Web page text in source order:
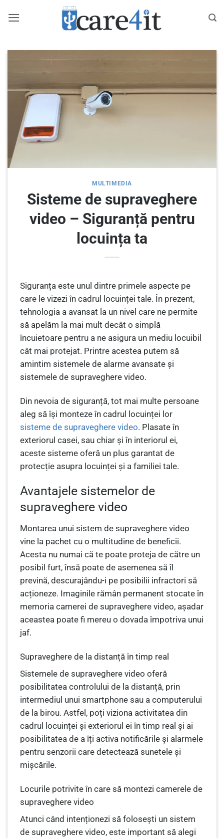
MULTIMEDIA
Sisteme de supraveghere
video – Siguranță pentru
locuința ta
Siguranța este unul dintre primele aspecte pe
care le vizezi în cadrul locuinței tale. În prezent,
tehnologia a avansat la un nivel care ne permite
să apelăm la mai mult decât o simplă
încuietoare pentru a ne asigura un mediu locuibil
cât mai protejat. Printre acestea putem să
amintim sistemele de alarme avansate și
sistemele de supraveghere video.
Din nevoia de siguranță, tot mai multe persoane
aleg să își monteze în cadrul locuinței lor
sisteme de supraveghere video. Plasate în
exteriorul casei, sau chiar și în interiorul ei,
aceste sisteme oferă un plus garantat de
protecție asupra locuinței și a familiei tale.
Avantajele sistemelor de
supraveghere video
Montarea unui sistem de supraveghere video
vine la pachet cu o multitudine de beneficii.
Acesta nu numai că te poate proteja de către un
posibil furt, însă poate de asemenea să îl
prevină, descurajându-i pe posibilii infractori să
acționeze. Imaginile rămân permanent stocate în
memoria camerei de supraveghere video, așadar
aceastea poate fi mereu o dovada împotriva unui
jaf.
Supraveghere de la distanță în timp real
Sistemele de supraveghere video oferă
posibilitatea controlului de la distanță, prin
intermediul unui smartphone sau a computerului
de la birou. Astfel, poți viziona activitatea din
cadrul locuinței și exteriorul ei în timp real și ai
posibilitatea de a îți activa notificările și alarmele
pentru senzorii care detectează sunetele și
mișcările.
Locurile potrivite în care să montezi camerele de
supraveghere video
Atunci când intenționezi să folosești un sistem
de supraveghere video, este important să alegi